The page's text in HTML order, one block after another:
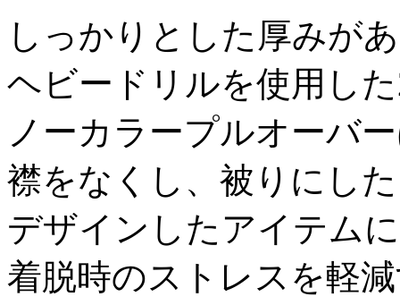
しっかりとした厚みが
ヘビードリルを使用し
ノーカラープルオーバ
襟をなくし、被りにし
デザインしたアイテム
着脱時のストレスを軽